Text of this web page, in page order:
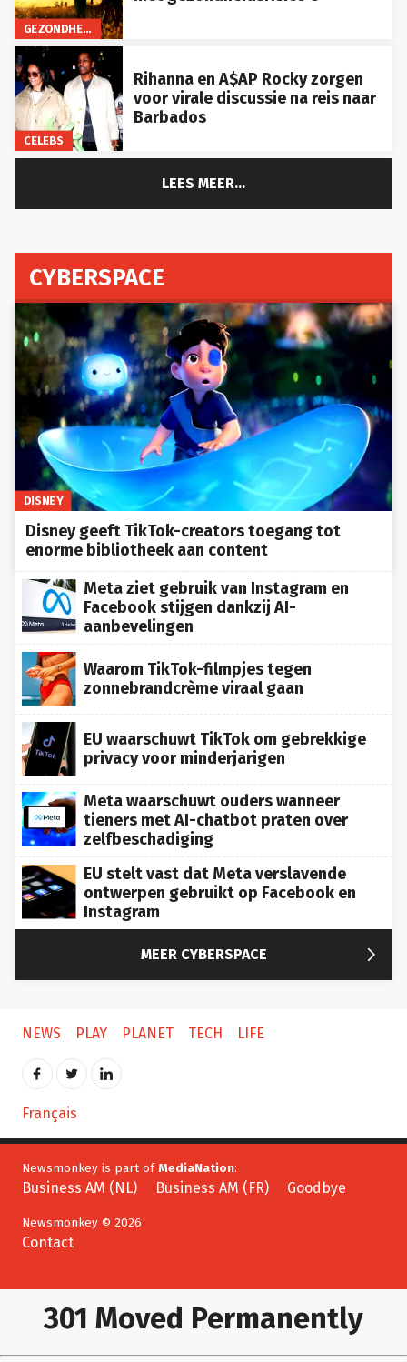
GEZONDHEID
CELEBS
Rihanna en A$AP Rocky zorgen
voor virale discussie na reis naar
Barbados
LEES MEER...
CYBERSPACE
DISNEY
Disney geeft TikTok-creators toegang tot
enorme bibliotheek aan content
Meta ziet gebruik van Instagram en
Facebook stijgen dankzij AI-
aanbevelingen
Waarom TikTok-filmpjes tegen
zonnebrandcrème viraal gaan
EU waarschuwt TikTok om gebrekkige
privacy voor minderjarigen
Meta waarschuwt ouders wanneer
tieners met AI-chatbot praten over
zelfbeschadiging
EU stelt vast dat Meta verslavende
ontwerpen gebruikt op Facebook en
Instagram
MEER CYBERSPACE 
NEWS PLAY PLANET TECH LIFE
Français
Newsmonkey is part of MediaNation
Business AM (NL) Business AM (FR) Goodbye
Newsmonkey © 2026
Contact
301 Moved Permanently